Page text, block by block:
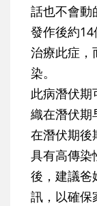
話也不會動
發作後約
治療此症，
染。
此病潛伏期
織在潛伏期
在潛伏期後
具有高傳染
後，建議爸
訊，以確保